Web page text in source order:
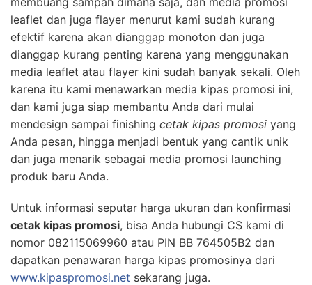
leaflet dan juga flayer menurut kami sudah kurang
efektif karena akan dianggap monoton dan juga
dianggap kurang penting karena yang menggunakan
media leaflet atau flayer kini sudah banyak sekali. Oleh
karena itu kami menawarkan media kipas promosi ini,
dan kami juga siap membantu Anda dari mulai
mendesign sampai finishing cetak kipas promosi yang
Anda pesan, hingga menjadi bentuk yang cantik unik
dan juga menarik sebagai media promosi launching
produk baru Anda.
Untuk informasi seputar harga ukuran dan konfirmasi
cetak kipas promosi, bisa Anda hubungi CS kami di
nomor 082115069960 atau PIN BB 764505B2 dan
dapatkan penawaran harga kipas promosinya dari
www.kipaspromosi.net sekarang juga.